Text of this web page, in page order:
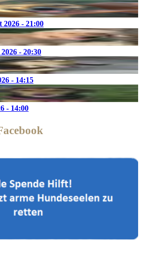
2026 - 21:00
- 20:30
- 14:15
- 14:00